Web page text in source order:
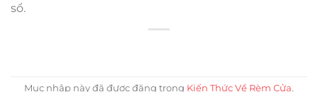
sổ.
Mục nhập này đã được đăng trong Kiến Thức Về Rèm Cửa.